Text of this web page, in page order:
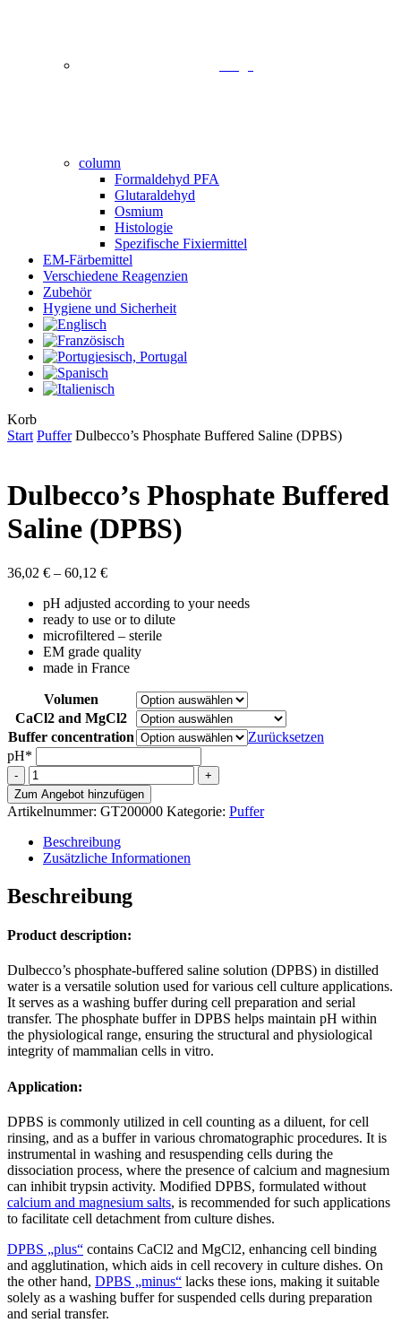
column
Formaldehyd PFA
Glutaraldehyd
Osmium
Histologie
Spezifische Fixiermittel
EM-Färbemittel
Verschiedene Reagenzien
Zubehör
Hygiene und Sicherheit
KorbClose
Cart
Start Puffer Dulbecco’s Phosphate Buffered Saline (DPBS)
Dulbecco’s Phosphate Buffered
Saline (DPBS)
36,02 € – 60,12 €Preisspanne:
bis
60,12 €
pH adjusted according to your needs
ready to use or to dilute
microfiltered – sterile
EM grade quality
made in France
Volumen
CaCl2 and MgCl2
Buffer concentration
Zurücksetzen
pH*
Dulbecco's
Phosphate
Buffered
Saline
(DPBS)
Menge
Zum Angebot hinzufügen
Artikelnummer: GT200000 Kategorie: Puffer
Beschreibung
Zusätzliche Informationen
Beschreibung
Product description:
Dulbecco’s phosphate-buffered saline solution (DPBS) in distilled
water is a versatile solution used for various cell culture applications.
It serves as a washing buffer during cell preparation and serial
transfer. The phosphate buffer in DPBS helps maintain pH within
the physiological range, ensuring the structural and physiological
integrity of mammalian cells in vitro.
Application:
DPBS is commonly utilized in cell counting as a diluent, for cell
rinsing, and as a buffer in various chromatographic procedures. It is
instrumental in washing and resuspending cells during the
dissociation process, where the presence of calcium and magnesium
can inhibit trypsin activity. Modified DPBS, formulated without
calcium and magnesium salts, is recommended for such applications
to facilitate cell detachment from culture dishes.
DPBS „plus“ contains CaCl2 and MgCl2, enhancing cell binding
and agglutination, which aids in cell recovery in culture dishes. On
the other hand, DPBS „minus“ lacks these ions, making it suitable
solely as a washing buffer for suspended cells during preparation
and serial transfer.